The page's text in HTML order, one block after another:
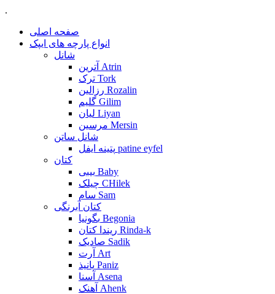
.
صفحه اصلی
انواع پارچه های ایپک
شانل
آترین Atrin
ترک Tork
رزالین Rozalin
گلیم Gilim
لیان Liyan
مرسین Mersin
شانل ساتن
پتینه ایفل patine eyfel
کتان
بیبی Baby
چیلک CHilek
سام Sam
کتان آبرنگی
بگونیا Begonia
ریندا کتان Rinda-k
صادیک Sadik
آرت Art
پانیذ Paniz
آسنا Asena
آهنک Ahenk